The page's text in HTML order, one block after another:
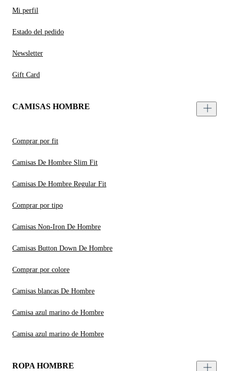
Mi perfil
Estado del pedido
Newsletter
Gift Card
CAMISAS HOMBRE
Comprar por fit
Camisas De Hombre Slim Fit
Camisas De Hombre Regular Fit
Comprar por tipo
Camisas Non-Iron De Hombre
Camisas Button Down De Hombre
Comprar por colore
Camisas blancas De Hombre
Camisa azul marino de Hombre
Camisa azul marino de Hombre
ROPA HOMBRE